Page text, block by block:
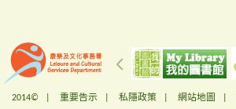
2014© | 重要告示 私隱政策 網站地圖